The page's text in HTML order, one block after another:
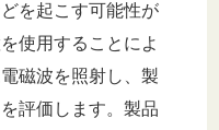
を起こす可能性が
使用することによ
磁波を照射し、製
評価します。製品